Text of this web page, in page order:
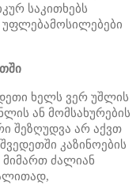
საკითხებს
უფლებამოსილებები
ხელს ვერ უშლის
ან მომსახურების
შეზღუდვა არ აქვთ
კაზინოების
მიმართ ძალიან